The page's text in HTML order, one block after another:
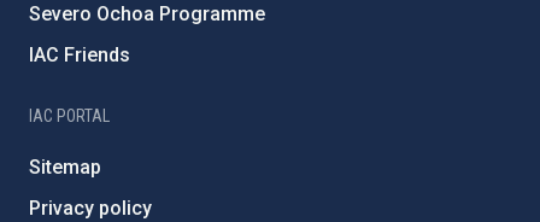
Severo Ochoa Programme
IAC Friends
IAC PORTAL
Sitemap
Privacy policy